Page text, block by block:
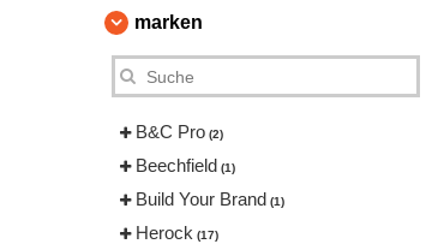
marken
B&C Pro (2)
Beechfield (1)
Build Your Brand (1)
Herock (17)